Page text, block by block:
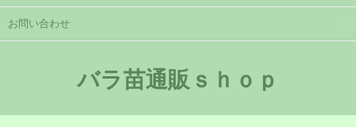
お問い合わせ
バラ苗通販ｓｈｏｐ